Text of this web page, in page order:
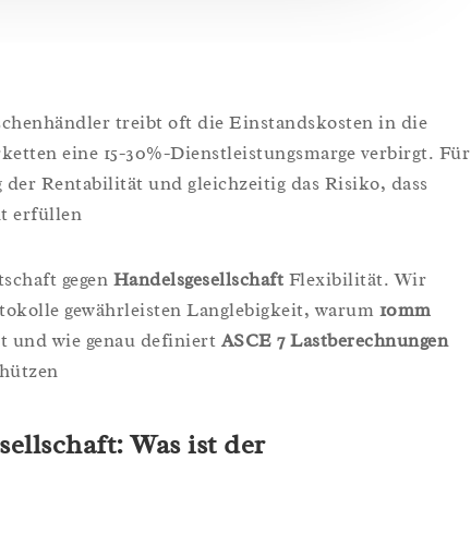
treibt oft die Einstandskosten in die
eine 15-30%-Dienstleistungsmarge verbirgt. Für
Rentabilität und gleichzeitig das Risiko, dass
erfüllen.
gegen Handelsgesellschaft Flexibilität. Wir
gewährleisten Langlebigkeit, warum 10mm
und wie genau definiert ASCE 7 Lastberechnungen
Was ist der